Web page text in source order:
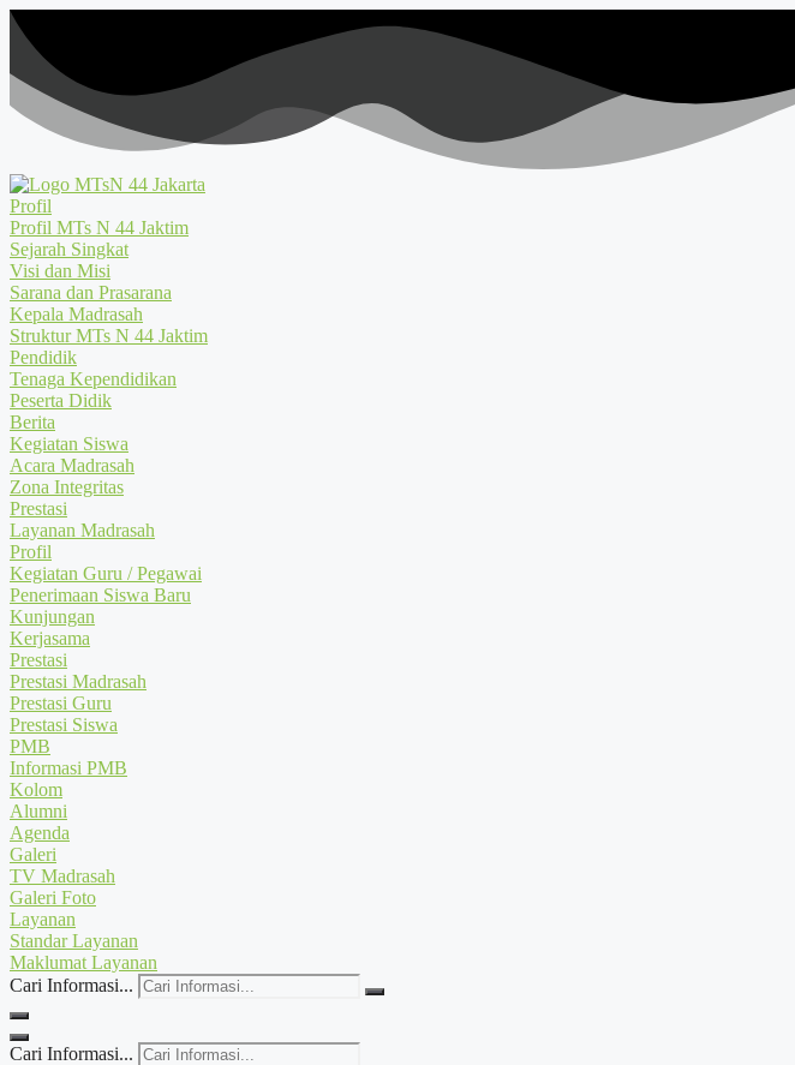
Profil
Profil MTs N 44 Jaktim
Sejarah Singkat
Visi dan Misi
Sarana dan Prasarana
Kepala Madrasah
Struktur MTs N 44 Jaktim
Pendidik
Tenaga Kependidikan
Peserta Didik
Berita
Kegiatan Siswa
Acara Madrasah
Zona Integritas
Prestasi
Layanan Madrasah
Profil
Kegiatan Guru / Pegawai
Penerimaan Siswa Baru
Kunjungan
Kerjasama
Prestasi
Prestasi Madrasah
Prestasi Guru
Prestasi Siswa
PMB
Informasi PMB
Kolom
Alumni
Agenda
Galeri
TV Madrasah
Galeri Foto
Layanan
Standar Layanan
Maklumat Layanan
Cari Informasi...
Cari Informasi...